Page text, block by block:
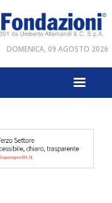
DOMENICA, 09 AGOSTO 2026